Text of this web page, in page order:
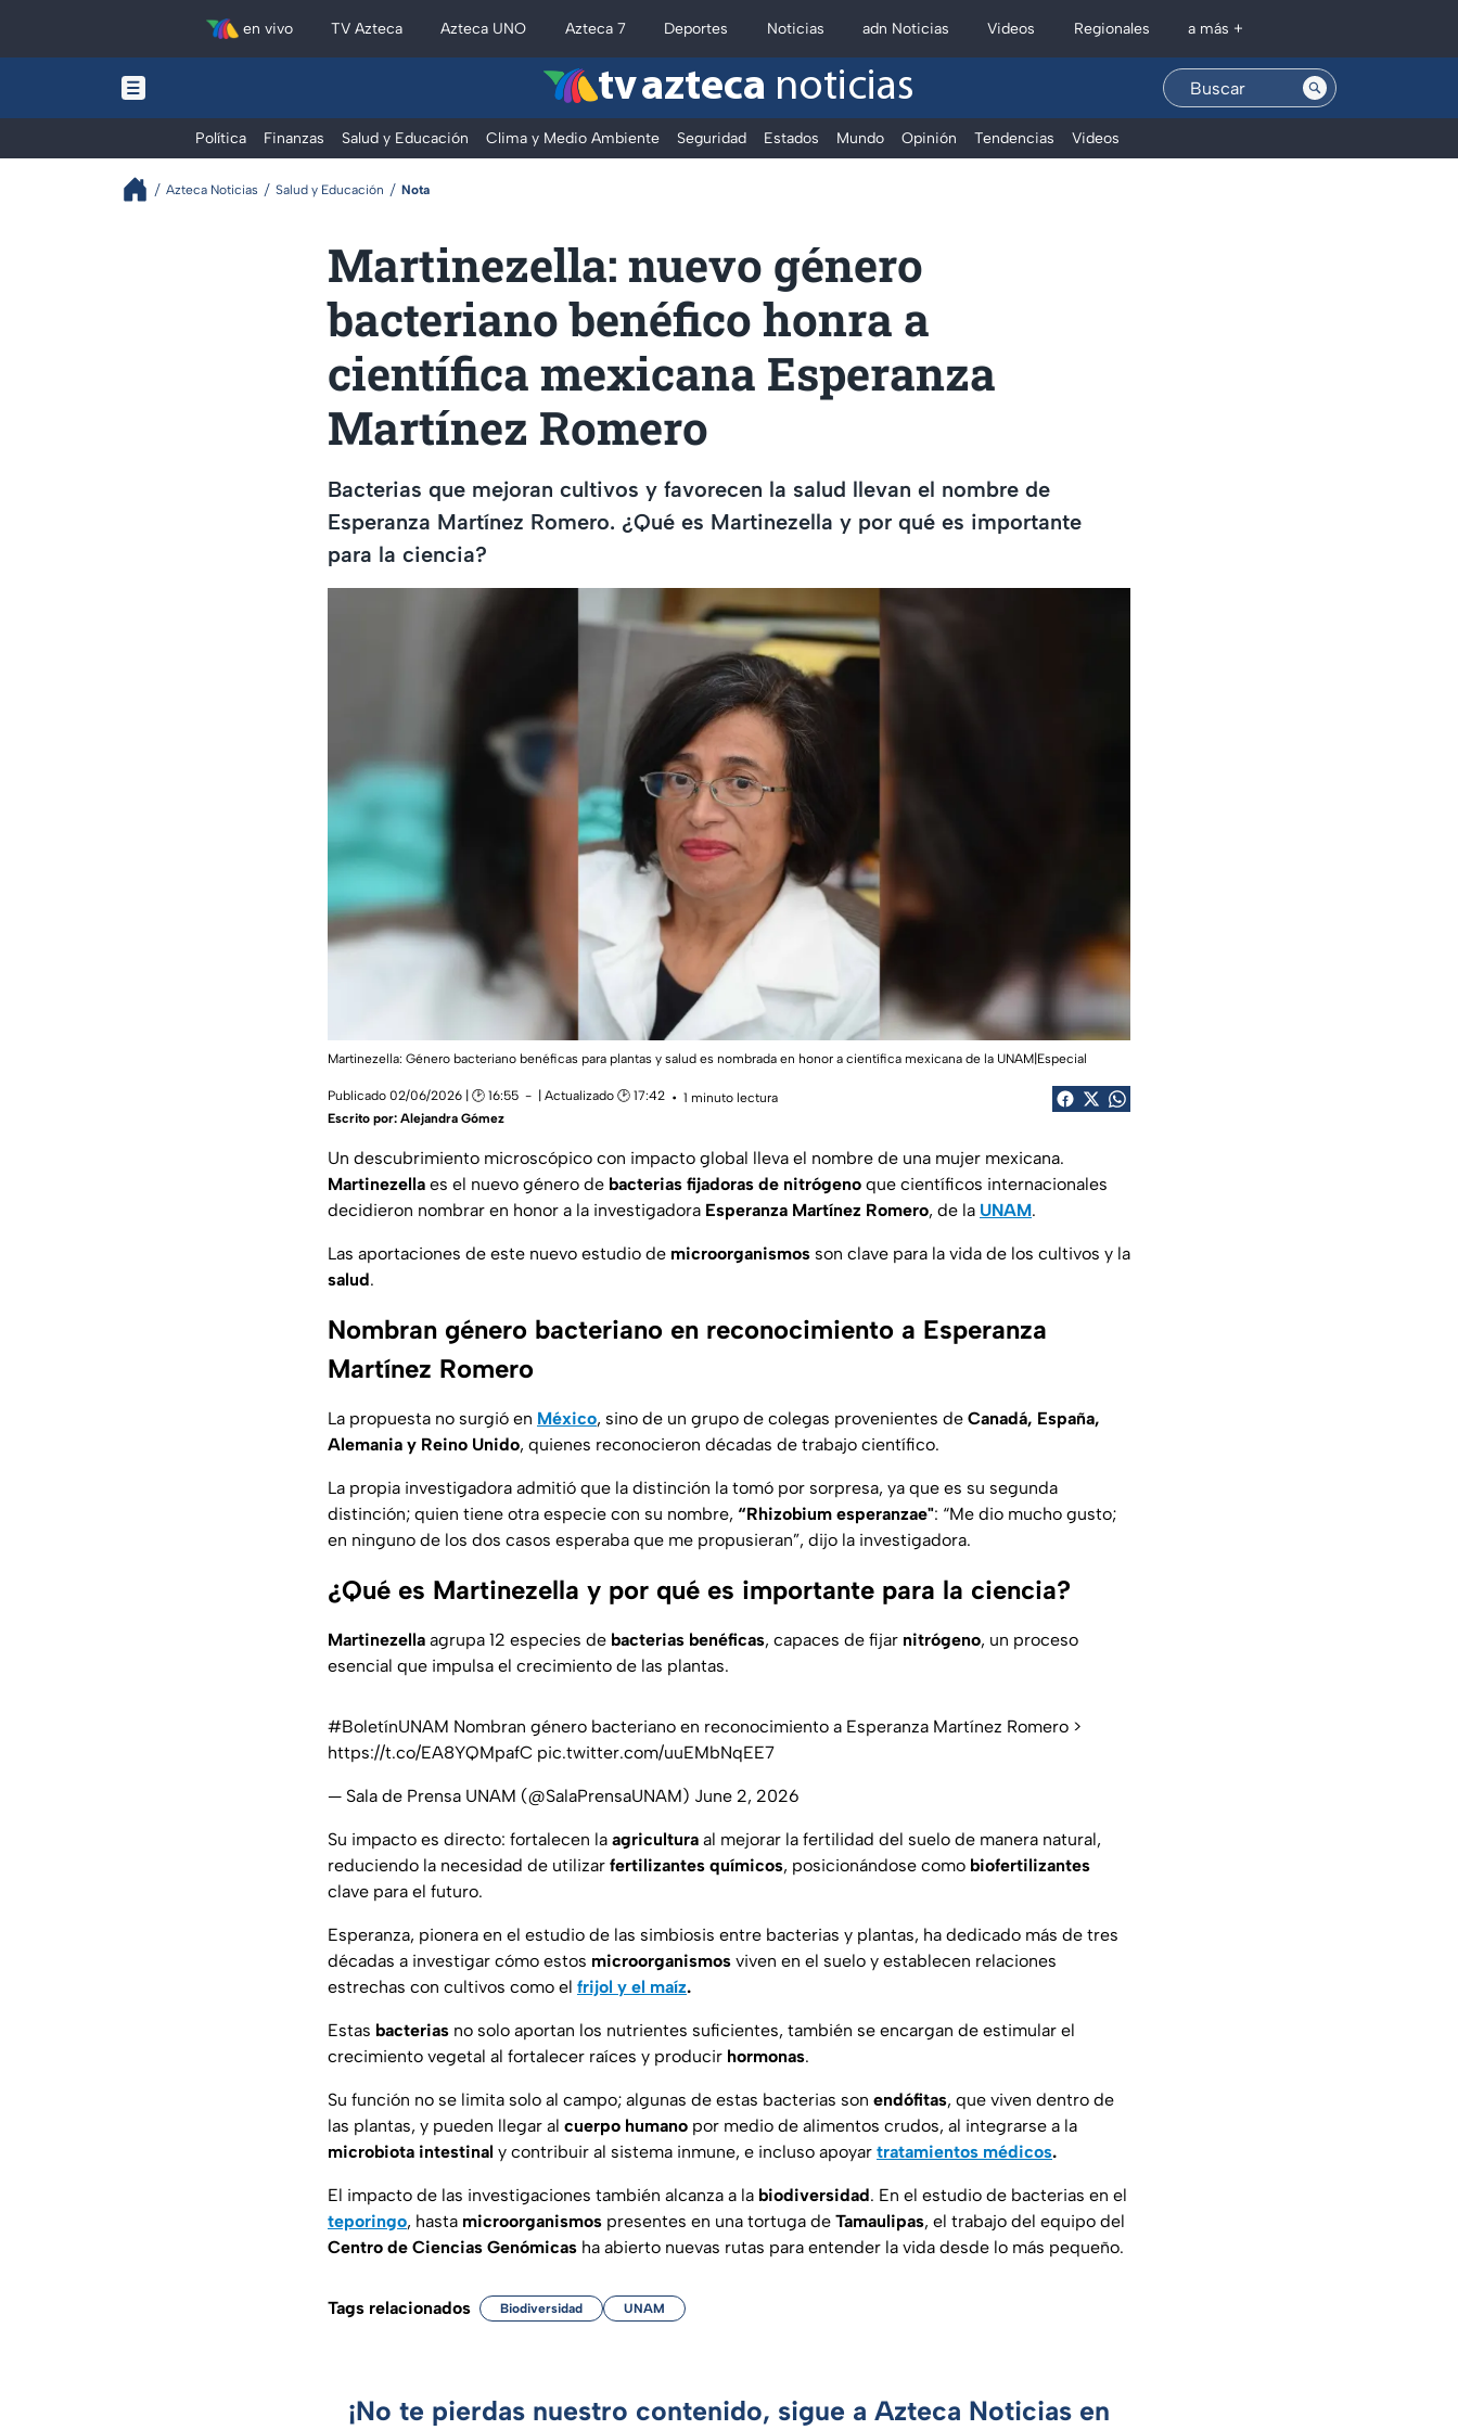
en vivo TV Azteca Azteca UNO Azteca 7 Deportes Noticias adn Noticias Videos Regionales a más +
tv azteca noticias
Política Finanzas Salud y Educación Clima y Medio Ambiente Seguridad Estados Mundo Opinión Tendencias Videos
Azteca Noticias Salud y Educación Nota
Martinezella: nuevo género
bacteriano benéfico honra a
científica mexicana Esperanza
Martínez Romero
Bacterias que mejoran cultivos y favorecen la salud llevan el nombre de
Esperanza Martínez Romero. ¿Qué es Martinezella y por qué es importante
para la ciencia?
Martinezella: Género bacteriano benéficas para plantas y salud es nombrada en honor a científica mexicana de la UNAM|Especial
Publicado 02/06/2026 | 🕑 16:55 | Actualizado 🕑 17:42
1 minuto lectura
Escrito por: Alejandra Gómez
Un descubrimiento microscópico con impacto global lleva el nombre de una mujer mexicana.
Martinezella es el nuevo género de bacterias fijadoras de nitrógeno que científicos internacionales
decidieron nombrar en honor a la investigadora Esperanza Martínez Romero, de la UNAM.
Las aportaciones de este nuevo estudio de microorganismos son clave para la vida de los cultivos y la
salud.
Nombran género bacteriano en reconocimiento a Esperanza
Martínez Romero
La propuesta no surgió en México, sino de un grupo de colegas provenientes de Canadá, España,
Alemania y Reino Unido, quienes reconocieron décadas de trabajo científico.
La propia investigadora admitió que la distinción la tomó por sorpresa, ya que es su segunda
distinción; quien tiene otra especie con su nombre, “Rhizobium esperanzae": “Me dio mucho gusto;
en ninguno de los dos casos esperaba que me propusieran”, dijo la investigadora.
¿Qué es Martinezella y por qué es importante para la ciencia?
Martinezella agrupa 12 especies de bacterias benéficas, capaces de fijar nitrógeno, un proceso
esencial que impulsa el crecimiento de las plantas.
#BoletínUNAM Nombran género bacteriano en reconocimiento a Esperanza Martínez Romero >
https://t.co/EA8YQMpafC pic.twitter.com/uuEMbNqEE7
— Sala de Prensa UNAM (@SalaPrensaUNAM) June 2, 2026
Su impacto es directo: fortalecen la agricultura al mejorar la fertilidad del suelo de manera natural,
reduciendo la necesidad de utilizar fertilizantes químicos, posicionándose como biofertilizantes
clave para el futuro.
Esperanza, pionera en el estudio de las simbiosis entre bacterias y plantas, ha dedicado más de tres
décadas a investigar cómo estos microorganismos viven en el suelo y establecen relaciones
estrechas con cultivos como el frijol y el maíz.
Estas bacterias no solo aportan los nutrientes suficientes, también se encargan de estimular el
crecimiento vegetal al fortalecer raíces y producir hormonas.
Su función no se limita solo al campo; algunas de estas bacterias son endófitas, que viven dentro de
las plantas, y pueden llegar al cuerpo humano por medio de alimentos crudos, al integrarse a la
microbiota intestinal y contribuir al sistema inmune, e incluso apoyar tratamientos médicos.
El impacto de las investigaciones también alcanza a la biodiversidad. En el estudio de bacterias en el
teporingo, hasta microorganismos presentes en una tortuga de Tamaulipas, el trabajo del equipo del
Centro de Ciencias Genómicas ha abierto nuevas rutas para entender la vida desde lo más pequeño.
Tags relacionados Biodiversidad UNAM
¡No te pierdas nuestro contenido, sigue a Azteca Noticias en